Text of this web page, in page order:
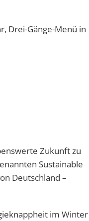
Drei-Gänge-Menü in
Zukunft zu
Sustainable
Deutschland –
im Winter